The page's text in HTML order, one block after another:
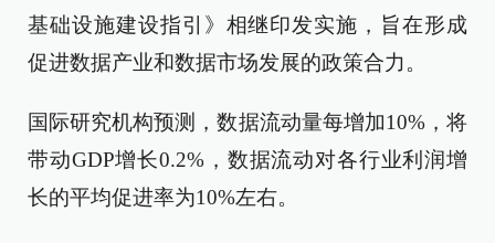
基础设施建设指引》相继印发实施，旨在形成
促进数据产业和数据市场发展的政策合力。
国际研究机构预测，数据流动量每增加10%，将
带动GDP增长0.2%，数据流动对各行业利润增
长的平均促进率为10%左右。